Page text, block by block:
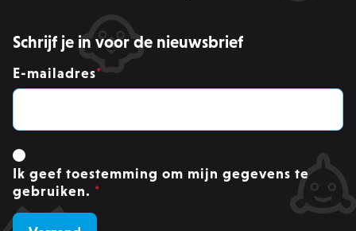
Schrijf je in voor de nieuwsbrief
E-mailadres*
Ik geef toestemming om mijn gegevens te
gebruiken. *
product-added-modal .zowizoo.be
1
recently_viewed_product_previous